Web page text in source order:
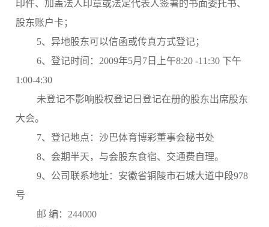
印件、加盖法人印章或法定代表人签署的书面委托书、
股东账户卡；
5、异地股东可以信函或传真方式登记；
6、登记时间：2009年5月7日上午8:20 -11:30 下午
1:00-4:30
未登记不影响股权登记日登记在册的股东出席股东
大会。
7、登记地点：沙巴体育博彩董事会秘书处
8、会期半天，与会股东食宿、交通费自理。
9、公司联系地址：安徽省铜陵市石城大道中段978
号
邮 编：244000